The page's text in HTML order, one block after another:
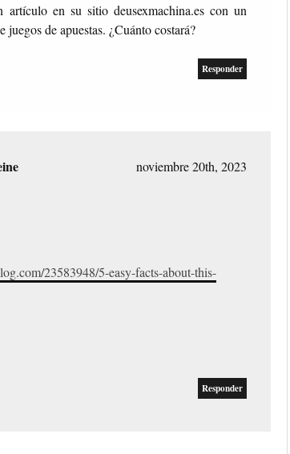
en su sitio deusexmachina.es con un
de apuestas. ¿Cuánto costará?
Responder
noviembre 20th, 2023
23583948/5-easy-facts-about-this-
Responder